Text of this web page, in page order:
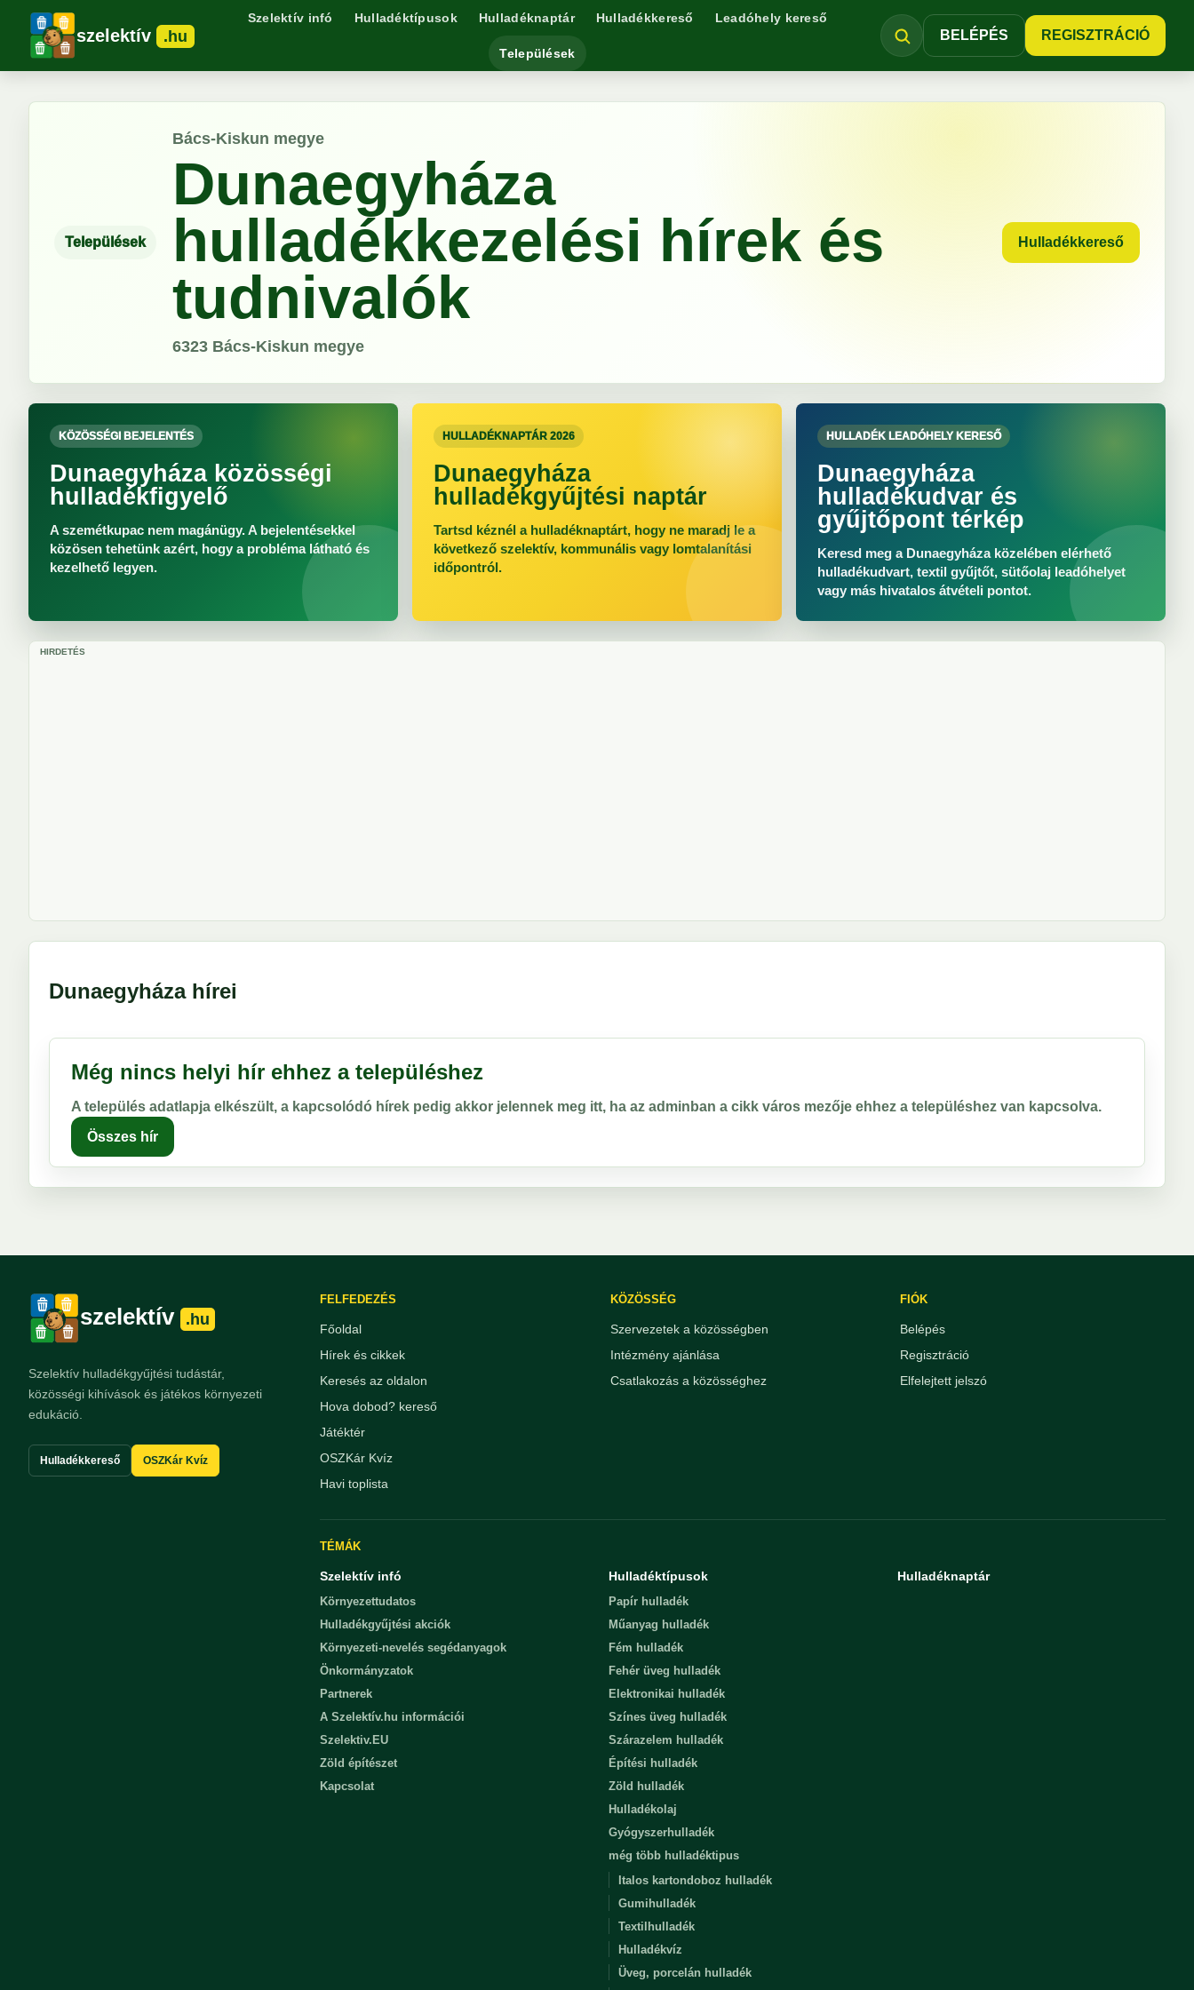
szelektív .hu
Szelektív infó Hulladéktípusok Hulladéknaptár Hulladékkereső Leadóhely kereső
Települések
BELÉPÉS REGISZTRÁCIÓ
Települések
Bács-Kiskun megye
Dunaegyháza
hulladékkezelési hírek és
tudnivalók
6323 Bács-Kiskun megye
Hulladékkereső
KÖZÖSSÉGI BEJELENTÉS
Dunaegyháza közösségi
hulladékfigyelő
A szemétkupac nem magánügy. A bejelentésekkel
közösen tehetünk azért, hogy a probléma látható és
kezelhető legyen.
HULLADÉKNAPTÁR 2026
Dunaegyháza
hulladékgyűjtési naptár
Tartsd kéznél a hulladéknaptárt, hogy ne maradj le a
következő szelektív, kommunális vagy lomtalanítási
időpontról.
HULLADÉK LEADÓHELY KERESŐ
Dunaegyháza
hulladékudvar és
gyűjtőpont térkép
Keresd meg a Dunaegyháza közelében elérhető
hulladékudvart, textil gyűjtőt, sütőolaj leadóhelyet
vagy más hivatalos átvételi pontot.
HIRDETÉS
Dunaegyháza hírei
Még nincs helyi hír ehhez a településhez
A település adatlapja elkészült, a kapcsolódó hírek pedig akkor jelennek meg itt, ha az adminban a cikk város mezője ehhez a településhez van kapcsolva.
Összes hír
szelektív .hu
Szelektív hulladékgyűjtési tudástár,
közösségi kihívások és játékos környezeti
edukáció.
Hulladékkereső OSZKár Kvíz
FELFEDEZÉS
Főoldal
Hírek és cikkek
Keresés az oldalon
Hova dobod? kereső
Játéktér
OSZKár Kvíz
Havi toplista
KÖZÖSSÉG
Szervezetek a közösségben
Intézmény ajánlása
Csatlakozás a közösséghez
FIÓK
Belépés
Regisztráció
Elfelejtett jelszó
TÉMÁK
Szelektív infó
Környezettudatos
Hulladékgyűjtési akciók
Környezeti-nevelés segédanyagok
Önkormányzatok
Partnerek
A Szelektív.hu információi
Szelektiv.EU
Zöld építészet
Kapcsolat
Hulladéktípusok
Papír hulladék
Műanyag hulladék
Fém hulladék
Fehér üveg hulladék
Elektronikai hulladék
Színes üveg hulladék
Szárazelem hulladék
Építési hulladék
Zöld hulladék
Hulladékolaj
Gyógyszerhulladék
még több hulladéktipus
Italos kartondoboz hulladék
Gumihulladék
Textilhulladék
Hulladékvíz
Üveg, porcelán hulladék
Hulladéknaptár